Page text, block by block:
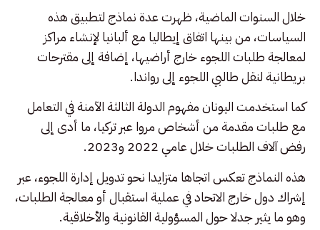
خلال السنوات الماضية، ظهرت عدة نماذج لتطبيق هذه
السياسات، من بينها اتفاق إيطاليا مع ألبانيا لإنشاء مراكز
لمعالجة طلبات اللجوء خارج أراضيها، إضافة إلى مقترحات
بريطانية لنقل طالبي اللجوء إلى رواندا.
كما استخدمت اليونان مفهوم الدولة الثالثة الآمنة في التعامل
مع طلبات مقدمة من أشخاص مروا عبر تركيا، ما أدى إلى
رفض آلاف الطلبات خلال عامي 2022 و2023.
هذه النماذج تعكس اتجاها متزايدا نحو تدويل إدارة اللجوء، عبر
إشراك دول خارج الاتحاد في عملية استقبال أو معالجة الطلبات،
وهو ما يثير جدلا حول المسؤولية القانونية والأخلاقية.